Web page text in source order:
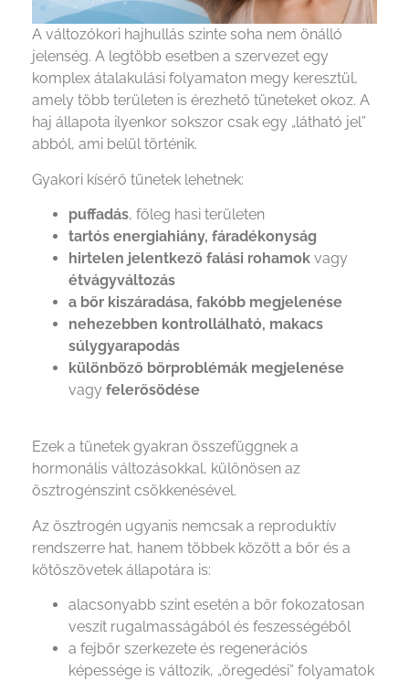
A változókori hajhullás szinte soha nem önálló
jelenség. A legtöbb esetben a szervezet egy
komplex átalakulási folyamaton megy keresztül,
amely több területen is érezhető tüneteket okoz. A
haj állapota ilyenkor sokszor csak egy „látható jel”
abból, ami belül történik.
Gyakori kísérő tünetek lehetnek:
puffadás, főleg hasi területen
tartós energiahiány, fáradékonyság
hirtelen jelentkező falási rohamok vagy
étvágyváltozás
a bőr kiszáradása, fakóbb megjelenése
nehezebben kontrollálható, makacs
súlygyarapodás
különböző bőrproblémák megjelenése
vagy felerősödése
Ezek a tünetek gyakran összefüggnek a
hormonális változásokkal, különösen az
ösztrogénszint csökkenésével.
Az ösztrogén ugyanis nemcsak a reproduktív
rendszerre hat, hanem többek között a bőr és a
kötőszövetek állapotára is:
alacsonyabb szint esetén a bőr fokozatosan
veszít rugalmasságából és feszességéből
a fejbőr szerkezete és regenerációs
képessége is változik, „öregedési” folyamatok